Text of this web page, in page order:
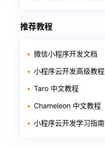
推荐教程
微信小程序开发文档
小程序云开发高级教程
Taro 中文教程
Chameleon 中文教程
小程序云开发学习指南